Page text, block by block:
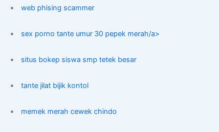
web phising scammer
sex porno tante umur 30 pepek merah/a>
situs bokep siswa smp tetek besar
tante jilat bijik kontol
memek merah cewek chindo